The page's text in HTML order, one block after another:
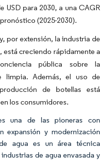
USD para 2030, a una CAGR
(2025-2030).
por extensión, la industria de
está creciendo rápidamente a
pública sobre la
limpia. Además, el uso de
de botellas está
los consumidores.
una de las pioneras con
expansión y modernización
agua es un área técnica
de agua envasada y